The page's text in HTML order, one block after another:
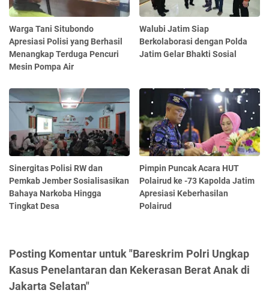
Warga Tani Situbondo
Apresiasi Polisi yang Berhasil
Menangkap Terduga Pencuri
Mesin Pompa Air
Walubi Jatim Siap
Berkolaborasi dengan Polda
Jatim Gelar Bhakti Sosial
Sinergitas Polisi RW dan
Pemkab Jember Sosialisasikan
Bahaya Narkoba Hingga
Tingkat Desa
Pimpin Puncak Acara HUT
Polairud ke -73 Kapolda Jatim
Apresiasi Keberhasilan
Polairud
Posting Komentar untuk "Bareskrim Polri Ungkap
Kasus Penelantaran dan Kekerasan Berat Anak di
Jakarta Selatan"